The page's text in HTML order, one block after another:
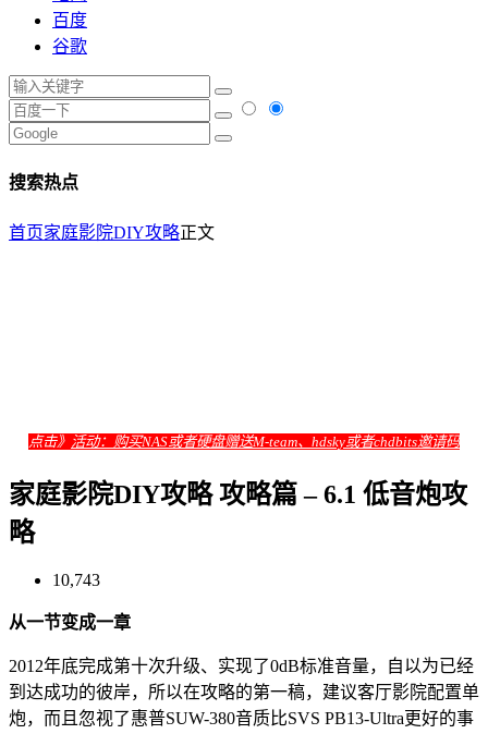
百度
谷歌
搜索热点
首页家庭影院DIY攻略正文
点击》 活动：购买NAS或者硬盘赠送M-team、hdsky或者chdbits邀请码
家庭影院DIY攻略 攻略篇 – 6.1 低音炮攻
略
10,743
从一节变成一章
2012年底完成第十次升级、实现了0dB标准音量，自以为已经
到达成功的彼岸，所以在攻略的第一稿，建议客厅影院配置单
炮，而且忽视了惠普SUW-380音质比SVS PB13-Ultra更好的事